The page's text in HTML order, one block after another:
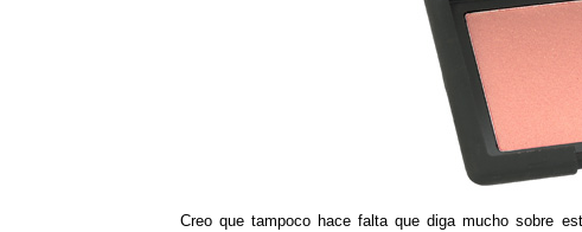
Creo que tampoco hace falta que diga mucho sobre